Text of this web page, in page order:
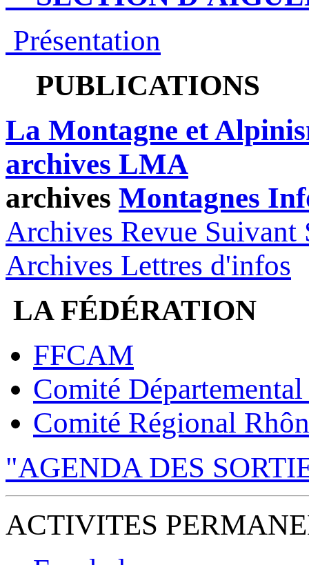
Présentation
PUBLICATIONS
La Montagne et
archives LMA
archives Montagnes
Archives Revue Suivant
Archives Lettres d'infos
LA FÉDÉRATION
FFCAM
Comité
Comité Régional
"AGENDA DES
ACTIVITES